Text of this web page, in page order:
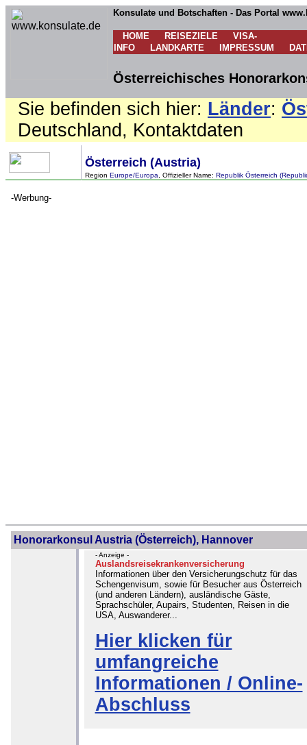
Konsulate und Botschaften - Das Portal
HOME REISEZIELE
VISA-
INFO
LANDKARTE IMPRESSUM
Österreichisches
Sie befinden sich hier: Länder:
Deutschland, Kontaktdaten
Österreich (Austria)
Region Europe/Europa , Offizieller Name: Republik Österreich
-Werbung-
Honorarkonsul Austria (Österreich), Hannover
- Anzeige -
Auslandsreisekrankenversicherung
Informationen über den Versicherungschutz für das
Schengenvisum, sowie für Besucher aus Österreich
(und anderen Ländern), ausländische Gäste,
Sprachschüler, Aupairs, Studenten, Reisen in die
USA, Auswanderer...
Hier klicken für
umfangreiche
Informationen / Online-
Abschluss